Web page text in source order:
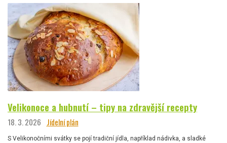
Velikonoce a hubnutí – tipy na zdravější recepty
18. 3. 2026 Jídelní plán
S Velikonočními svátky se pojí tradiční jídla, například nádivka, a sladké